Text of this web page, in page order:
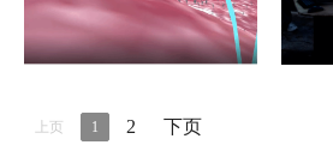
上页 1 2 下页